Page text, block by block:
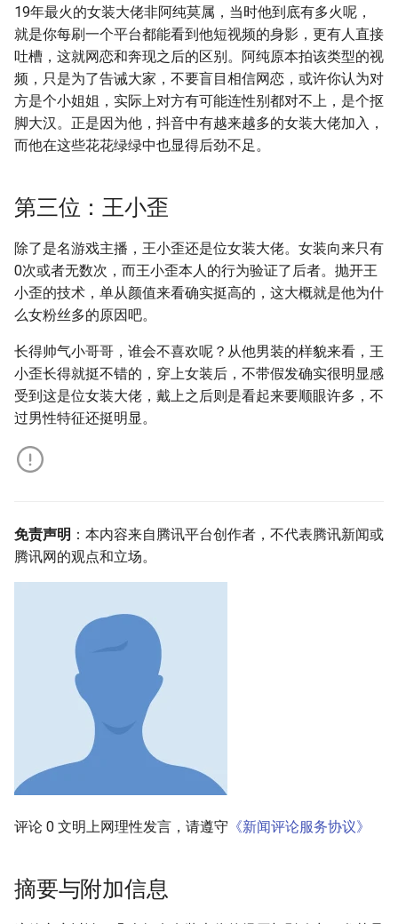
19年最火的女装大佬非阿纯莫属，当时他到底有多火呢，
就是你每刷一个平台都能看到他短视频的身影，更有人直接
吐槽，这就网恋和奔现之后的区别。阿纯原本拍该类型的视
频，只是为了告诫大家，不要盲目相信网恋，或许你认为对
方是个小姐姐，实际上对方有可能连性别都对不上，是个抠
脚大汉。正是因为他，抖音中有越来越多的女装大佬加入，
而他在这些花花绿绿中也显得后劲不足。
第三位：王小歪
除了是名游戏主播，王小歪还是位女装大佬。女装向来只有
0次或者无数次，而王小歪本人的行为验证了后者。抛开王
小歪的技术，单从颜值来看确实挺高的，这大概就是他为什
么女粉丝多的原因吧。
长得帅气小哥哥，谁会不喜欢呢？从他男装的样貌来看，王
小歪长得就挺不错的，穿上女装后，不带假发确实很明显感
受到这是位女装大佬，戴上之后则是看起来要顺眼许多，不
过男性特征还挺明显。
免责声明 ：本内容来自腾讯平台创作者，不代表腾讯新闻或
腾讯网的观点和立场。
评论 0 文明上网理性发言，请遵守 《新闻评论服务协议》
摘要与附加信息